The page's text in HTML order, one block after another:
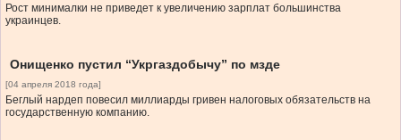
Рост минималки не приведет к увеличению зарплат большинства
украинцев.
Онищенко пустил “Укргаздобычу” по мзде
[04 апреля 2018 года]
Беглый нардеп повесил миллиарды гривен налоговых обязательств на
государственную компанию.